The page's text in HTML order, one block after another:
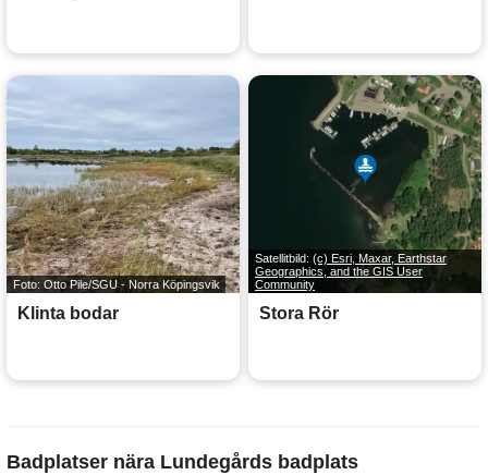
Foto: Otto Pile/SGU - Norra Köpingsvik
Klinta bodar
Satellitbild: (c) Esri, Maxar, Earthstar
Geographics, and the GIS User
Community
Stora Rör
Badplatser nära Lundegårds badplats